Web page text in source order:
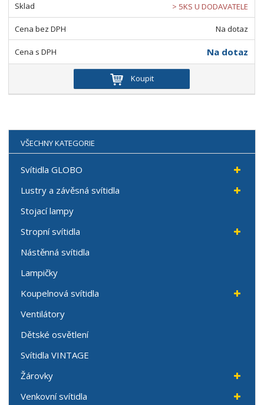
> 5KS U DODAVATELE
Na dotaz
Na dotaz
Koupit
VŠECHNY KATEGORIE
Svítidla GLOBO
Lustry a závěsná svítidla
Stojací lampy
Stropní svítidla
Nástěnná svítidla
Lampičky
Koupelnová svítidla
Ventilátory
Dětské osvětlení
Svítidla VINTAGE
Žárovky
Venkovní svítidla